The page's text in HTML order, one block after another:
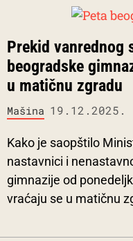
Prekid vanrednog
beogradske
u matičnu zgradu
Mašina 19.12.2025.
Kako je saopštilo
nastavnici i
gimnazije od
vraćaju se u matičnu